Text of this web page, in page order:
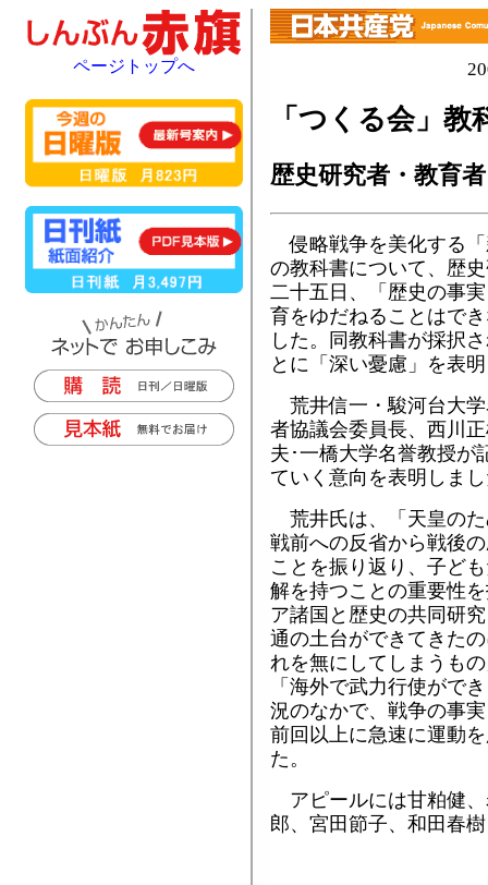
「つくる会」教
歴史研究者・教育
侵略戦争を美化する
の教科書について、歴
二十五日、「歴史の事
育をゆだねることはで
した。同教科書が採択
とに「深い憂慮」を表
荒井信一・駿河台大
者協議会委員長、西川
夫･一橋大学名誉教授が
ていく意向を表明しま
荒井氏は、「天皇の
戦前への反省から戦後
ことを振り返り、子ど
解を持つことの重要性
ア諸国と歴史の共同研
通の土台ができてきた
れを無にしてしまうも
「海外で武力行使がで
況のなかで、戦争の事
前回以上に急速に運動
た。
アピールには甘粕健
郎、宮田節子、和田春
ページトップへ